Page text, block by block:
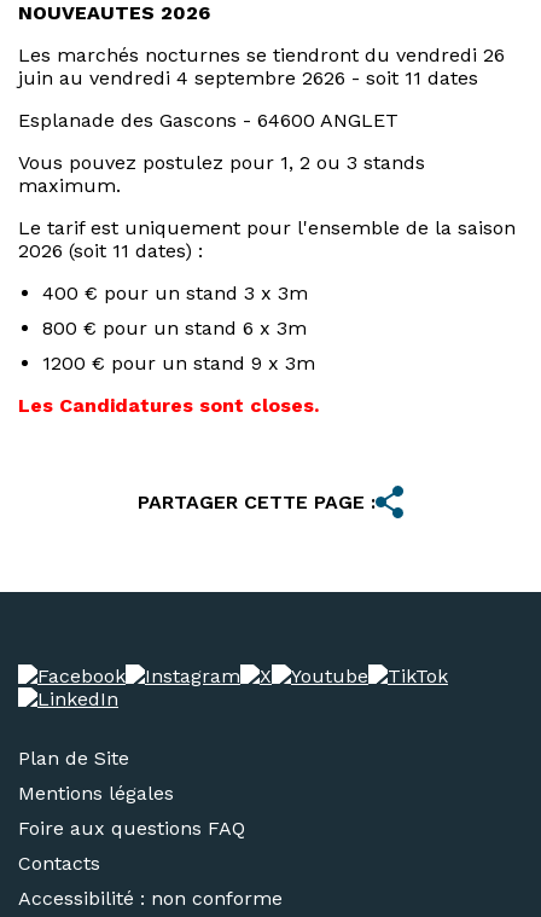
NOUVEAUTES 2026
Les marchés nocturnes se tiendront du vendredi 26
juin au vendredi 4 septembre 2626 - soit 11 dates
Esplanade des Gascons - 64600 ANGLET
Vous pouvez postulez pour 1, 2 ou 3 stands
maximum.
Le tarif est uniquement pour l'ensemble de la saison
2026 (soit 11 dates) :
400 € pour un stand 3 x 3m
800 € pour un stand 6 x 3m
1200 € pour un stand 9 x 3m
Les Candidatures sont closes.
PARTAGER CETTE PAGE :
Plan de Site
Mentions légales
Foire aux questions FAQ
Contacts
Accessibilité : non conforme